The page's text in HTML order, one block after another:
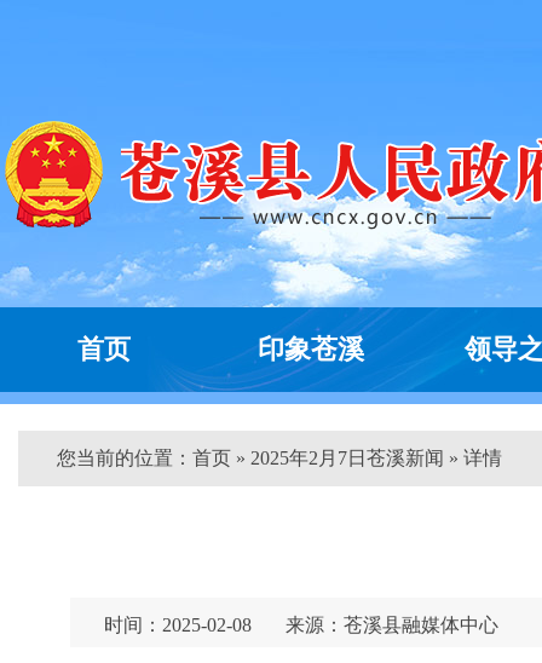
首页 印象苍溪 领导
您当前的位置： 首页 » 2025年2月7日苍溪新闻 » 详情
时间：2025-02-08 来源：苍溪县融媒体中心